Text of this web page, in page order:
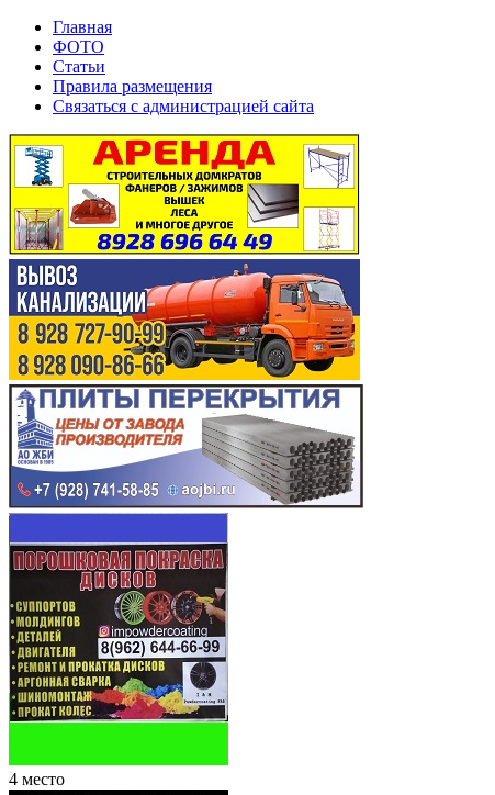
Главная
ФОТО
Статьи
Правила размещения
Связаться с администрацией сайта
4 место